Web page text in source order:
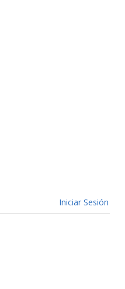
Iniciar Sesión